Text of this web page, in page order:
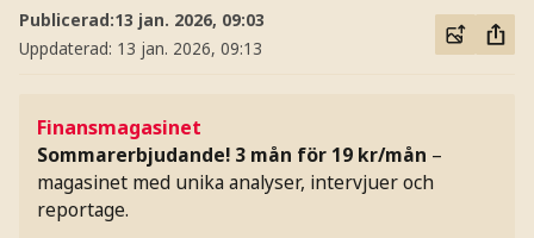
Publicerad:13 jan. 2026, 09:03
Uppdaterad: 13 jan. 2026, 09:13
Finansmagasinet
Sommarerbjudande! 3 mån för 19 kr/mån –
magasinet med unika analyser, intervjuer och
reportage.